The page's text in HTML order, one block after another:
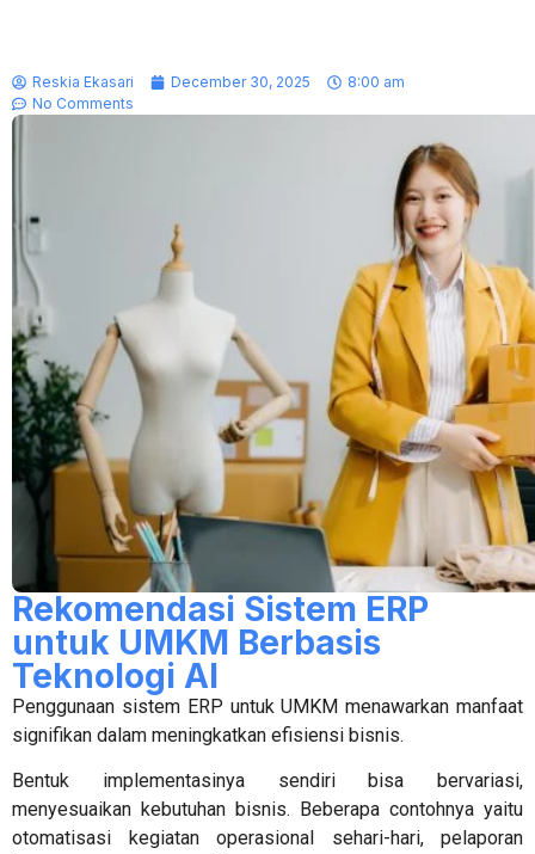
Reskia Ekasari December 30, 2025
8:00 am
No Comments
Rekomendasi Sistem ERP
untuk UMKM Berbasis
Teknologi AI
Penggunaan sistem ERP untuk UMKM menawarkan manfaat
signifikan dalam meningkatkan efisiensi bisnis.
Bentuk implementasinya sendiri bisa bervariasi,
menyesuaikan kebutuhan bisnis. Beberapa contohnya yaitu
otomatisasi kegiatan operasional sehari-hari, pelaporan